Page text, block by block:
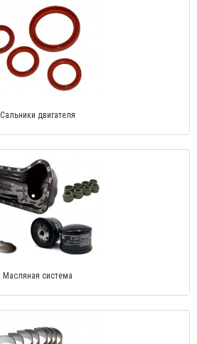
Сальники двигателя
Масляная система